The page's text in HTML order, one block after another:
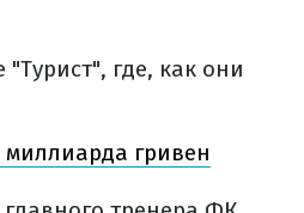
где, как они
гривен